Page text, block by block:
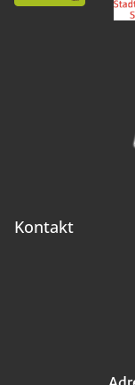
Kontakt